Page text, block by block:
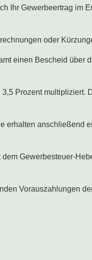
Ihr Gewerbeertrag im
oder
einen Bescheid über
Prozent multipliziert.
erhalten anschließend
Gewerbesteuer-
Vorauszahlungen